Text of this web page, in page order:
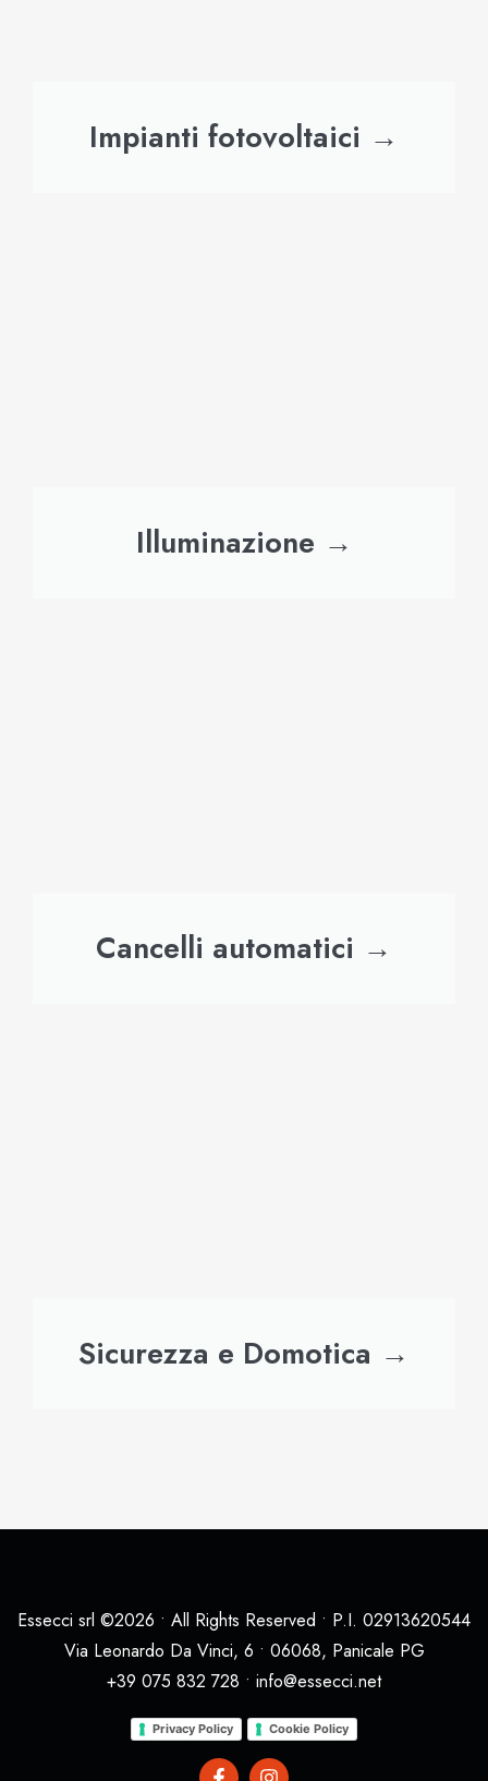
Impianti fotovoltaici →
Illuminazione →
Cancelli automatici →
Sicurezza e Domotica →
Essecci srl ©2026 • All Rights Reserved • P.I. 02913620544
Via Leonardo Da Vinci, 6 • 06068, Panicale PG
+39 075 832 728 • info@essecci.net
Privacy Policy Cookie Policy